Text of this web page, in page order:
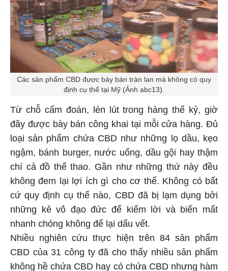
Các sản phẩm CBD được bày bán tràn lan mà không có quy
định cụ thể tại Mỹ (Ảnh abc13).
Từ chỗ cấm đoán, lén lút trong hàng thế kỷ, giờ
đây được bày bán công khai tại mỗi cửa hàng. Đủ
loại sản phẩm chứa CBD như những lọ dầu, kẹo
ngậm, bánh burger, nước uống, dầu gội hay thậm
chí cả đồ thể thao. Gần như những thứ này đều
không đem lại lợi ích gì cho cơ thể. Không có bất
cứ quy định cụ thể nào, CBD đã bị lạm dụng bởi
những kẻ vô đạo đức để kiếm lời và biến mất
nhanh chóng không để lại dấu vết.
Nhiều nghiên cứu thực hiện trên 84 sản phẩm
CBD của 31 công ty đã cho thấy nhiều sản phẩm
không hề chứa CBD hay có chứa CBD nhưng hàm